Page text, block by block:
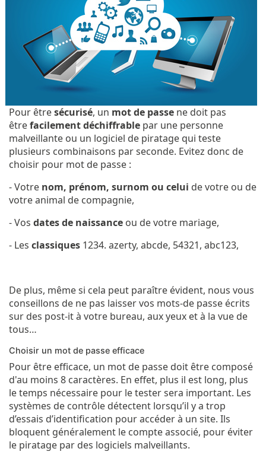
Pour êtresécurisé, un mot de passe ne doit pas
êtrefacilement déchiffrable par une personne
malveillante ou un logiciel de piratage qui teste
plusieurs combinaisons par seconde. Evitez donc de
choisir pour mot de passe :
- Votre nom, prénom, surnom ou celui de votre ou de
votre animal de compagnie,
- Vos dates de naissance ou de votre mariage,
- Les classiques 1234. azerty, abcde, 54321, abc123,
De plus, même si cela peut paraître évident, nous vous
conseillons de ne pas laisser vos mots-de passe écrits
sur des post-it à votre bureau, aux yeux et à la vue de
tous…
Choisir un mot de passe efficace
Pour être efficace, un mot de passe doit être composé
d'au moins 8 caractères. En effet, plus il est long, plus
le temps nécessaire pour le tester sera important. Les
systèmes de contrôle détectent lorsqu’il y a trop
d’essais d’identification pour accéder à un site. Ils
bloquent généralement le compte associé, pour éviter
le piratage par des logiciels malveillants.